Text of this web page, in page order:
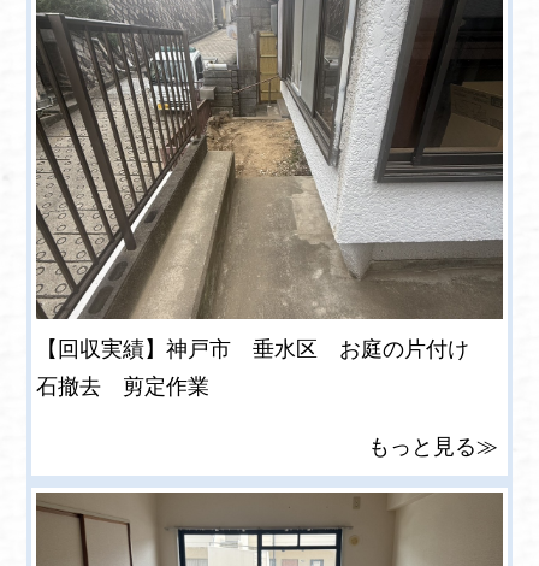
【回収実績】神戸市 垂水区 お庭の片付け
石撤去 剪定作業
もっと見る≫